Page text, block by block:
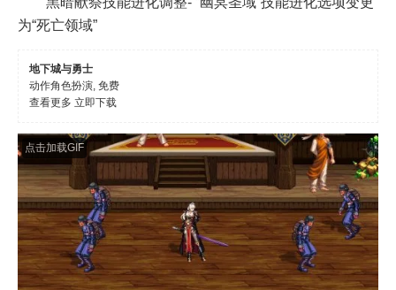
为“死亡领域”
地下城与勇士
动作角色扮演, 免费
查看更多 立即下载
点击加载GIF